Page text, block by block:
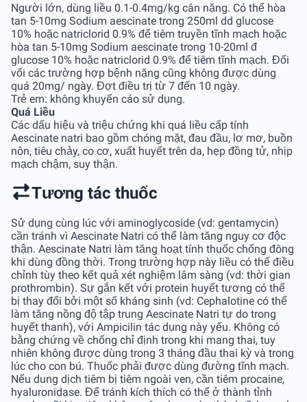
Người lớn, dùng liều 0.1-0.4mg/kg cân nặng. Có thể hòa
tan 5-10mg Sodium aescinate trong 250ml dd glucose
10% hoặc natriclorid 0.9% để tiêm truyền tĩnh mạch hoặc
hòa tan 5-10mg Sodium aescinate trong 10-20ml đ
glucose 10% hoặc natriclorid 0.9% để tiêm tĩnh mạch. Đối
vối các trường hợp bệnh nặng cũng không được dùng
quá 20mg/ ngày. Đợt điều trị từ 7 đến 10 ngày.
Trẻ em: không khuyến cáo sử dụng.
Quá Liều
Các dấu hiệu và triệu chứng khi quá liều cấp tính
Aescinate natri bao gồm chóng mặt, đau đầu, lơ mơ, buồn
nôn, tiêu chảy, co cơ, xuất huyết trên da, hẹp đồng tử, nhịp
mạch chậm, suy thận.
Tương tác thuốc
Sử dụng cùng lúc với aminoglycoside (vd: gentamycin)
cần tránh vì Aescinate Natri có thể làm tăng nguy cơ độc
thận. Aescinate Natri làm tăng hoạt tính thuốc chống đông
khi dùng đồng thời. Trong trường hợp này liều có thể điều
chỉnh tùy theo kết quả xét nghiệm lâm sàng (vd: thời gian
prothrombin). Sự gắn kết với protein huyết tương có thể
bị thay đổi bởi một số kháng sinh (vd: Cephalotine có thể
làm tăng nồng độ tập trung Aescinate Natri tự do trong
huyết thanh), với Ampicilin tác dụng này yếu. Không có
bằng chứng về chống chỉ định trong khi mang thai, tuy
nhiên không được dùng trong 3 tháng đầu thai kỳ và trong
lúc cho con bú. Thuốc phải được dùng đường tĩnh mạch.
Nếu dung dịch tiêm bị tiêm ngoài ven, cần tiêm procaine,
hyaluronidase. Để tránh kích thích có thể ở thành tỉnh